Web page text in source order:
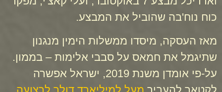
כוח נוח'בה שהוביל את המבצע.
מאז העסקה, מיסדו ממשלות הימין מנגנון
שתיגמל את חמאס על סבבי אלימות – בממון.
על-פי אומדן משנת 2019, ישראל אפשרה